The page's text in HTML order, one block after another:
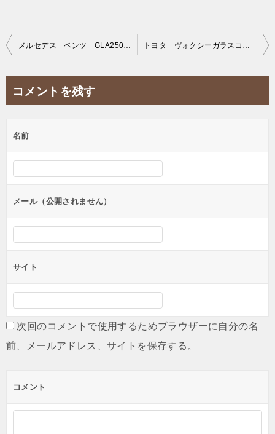
投
ビ
ー
シ
ョ
ン
メルセデス ベンツ GLA250ハイモースコート施工。 トヨタ ヴォクシーガラスコーティング施工。
コメントを残す
名前
メール（公開されません）
サイト
次回のコメントで使用するためブラウザーに自分の名
前、メールアドレス、サイトを保存する。
コメント